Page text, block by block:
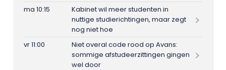
ma 10:15
Kabinet wil meer studenten in
nuttige studierichtingen, maar zegt
nog niet hoe
vr 11:00
Niet overal code rood op Avans:
sommige afstudeerzittingen gingen
wel door